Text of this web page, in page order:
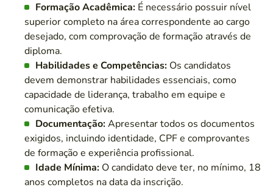
Formação Acadêmica: É necessário possuir nível
superior completo na área correspondente ao cargo
desejado, com comprovação de formação através de
diploma.
Habilidades e Competências: Os candidatos
devem demonstrar habilidades essenciais, como
capacidade de liderança, trabalho em equipe e
comunicação efetiva.
Documentação:Apresentar todos os documentos
exigidos, incluindo identidade, CPF e comprovantes
de formação e experiência profissional.
Idade Mínima: O candidato deve ter, no mínimo, 18
anos completos na data da inscrição.